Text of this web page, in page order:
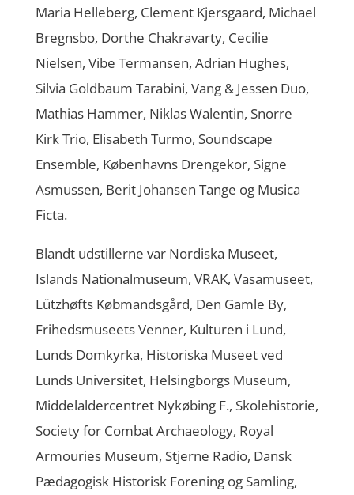
Maria Helleberg, Clement Kjersgaard, Michael
Bregnsbo, Dorthe Chakravarty, Cecilie
Nielsen, Vibe Termansen, Adrian Hughes,
Silvia Goldbaum Tarabini, Vang & Jessen Duo,
Mathias Hammer, Niklas Walentin, Snorre
Kirk Trio, Elisabeth Turmo, Soundscape
Ensemble, Københavns Drengekor, Signe
Asmussen, Berit Johansen Tange og Musica
Ficta.
Blandt udstillerne var Nordiska Museet,
Islands Nationalmuseum, VRAK, Vasamuseet,
Lützhøfts Købmandsgård, Den Gamle By,
Frihedsmuseets Venner, Kulturen i Lund,
Lunds Domkyrka, Historiska Museet ved
Lunds Universitet, Helsingborgs Museum,
Middelaldercentret Nykøbing F., Skolehistorie,
Society for Combat Archaeology, Royal
Armouries Museum, Stjerne Radio, Dansk
Pædagogisk Historisk Forening og Samling,